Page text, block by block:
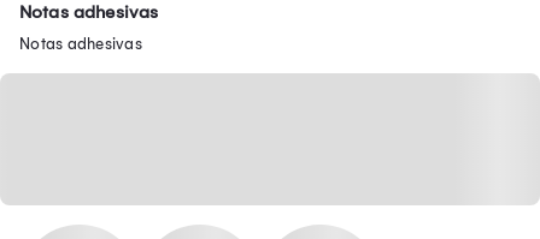
Notas adhesivas
Notas adhesivas